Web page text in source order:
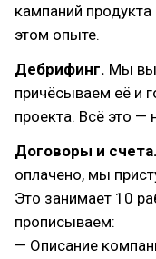
кампаний продукта
этом опыте.
Дебрифинг. Мы
причёсываем её и
проекта. Всё это —
Договоры и счета.
оплачено, мы
Это занимает 10
прописываем:
— Описание